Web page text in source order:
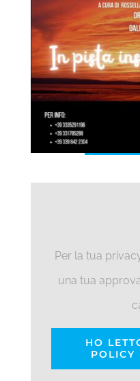
Per la tua
una tua
HO
POLICY